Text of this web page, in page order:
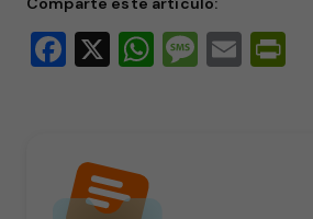
minute,
secondsFacebook
X WhatsApp
Message
Email